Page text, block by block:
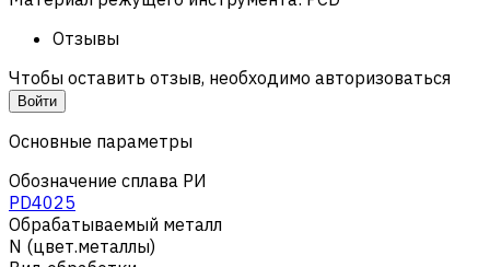
Отзывы
Чтобы оставить отзыв, необходимо авторизоваться
Войти
Основные параметры
Обозначение сплава РИ
PD4025
Обрабатываемый металл
N (цвет.металлы)